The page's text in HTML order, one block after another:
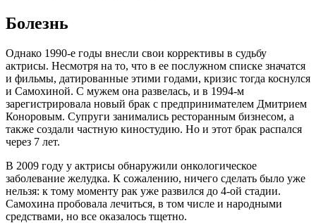
Болезнь
Однако 1990-е годы внесли свои коррективы в судьбу
актрисы. Несмотря на то, что в ее послужном списке значатся
и фильмы, датированные этими годами, кризис тогда коснулся
и Самохиной. С мужем она развелась, и в 1994-м
зарегистрировала новый брак с предпринимателем Дмитрием
Коноровым. Супруги занимались ресторанным бизнесом, а
также создали частную киностудию. Но и этот брак распался
через 7 лет.
В 2009 году у актрисы обнаружили онкологическое
заболевание желудка. К сожалению, ничего сделать было уже
нельзя: к тому моменту рак уже развился до 4-ой стадии.
Самохина пробовала лечиться, в том числе и народными
средствами, но все оказалось тщетно.